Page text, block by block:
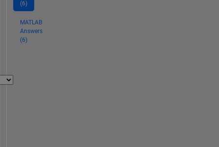
(6)
MATLAB
Answers
(6)